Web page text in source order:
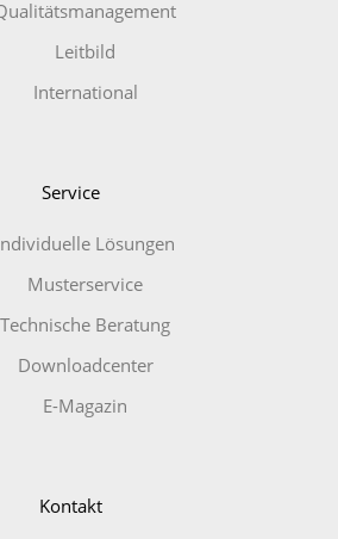
Leitbild
International
Service
Lösungen
Musterservice
Technische Beratung
Downloadcenter
E-Magazin
Kontakt